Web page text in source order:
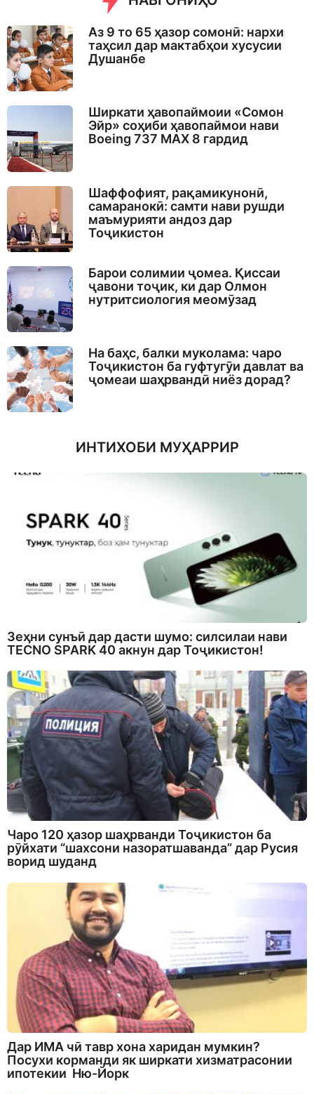
Аз 9 то 65 ҳазор сомонӣ: нархи
таҳсил дар мактабҳои хусусии
Душанбе
Ширкати ҳавопаймоии «Сомон
Эйр» соҳиби ҳавопаймои нави
Boeing 737 MAX 8 гардид
Шаффофият, рақамикунонӣ,
самаранокӣ: самти нави рушди
маъмурияти андоз дар
Тоҷикистон
Барои солимии ҷомеа. Қиссаи
ҷавони тоҷик, ки дар Олмон
нутритсиология меомӯзад
На баҳс, балки муколама: чаро
Тоҷикистон ба гуфтугӯи давлат ва
ҷомеаи шаҳрвандӣ ниёз дорад?
ИНТИХОБИ МУҲАРРИР
Зеҳни сунъӣ дар дасти шумо: силсилаи нави
TECNO SPARK 40 акнун дар Тоҷикистон!
Чаро 120 ҳазор шаҳрванди Тоҷикистон ба
рӯйхати “шахсони назоратшаванда” дар Русия
ворид шуданд
Дар ИМА чӣ тавр хона харидан мумкин?
Посухи корманди як ширкати хизматрасонии
ипотекии Ню-Йорк